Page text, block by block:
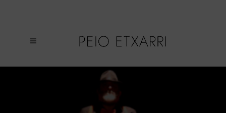
POEMA «ALQUIMIA HA DE SER» DE
ALFREDO RODRÍGUEZ